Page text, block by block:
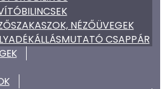
NÉZŐÜVEGEK
CSAPPÁR